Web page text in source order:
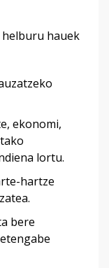
helburu hauek
ekonomi,
lortu.
hartze
bere